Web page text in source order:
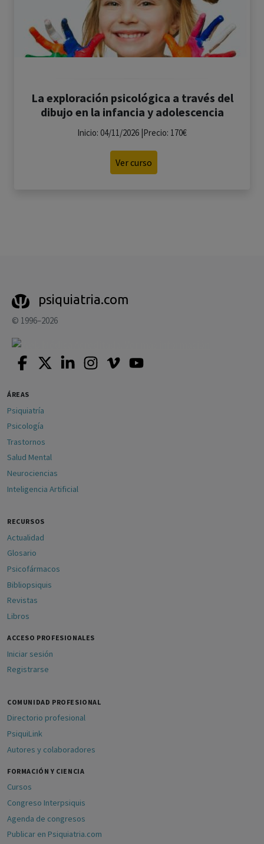
La exploración psicológica a través del
dibujo en la infancia y adolescencia
Inicio: 04/11/2026 |Precio: 170€
Ver curso
psiquiatria.com
© 1996–2026
ÁREAS
Psiquiatría
Psicología
Trastornos
Salud Mental
Neurociencias
Inteligencia Artificial
RECURSOS
Actualidad
Glosario
Psicofármacos
Bibliopsiquis
Revistas
Libros
ACCESO PROFESIONALES
Iniciar sesión
Registrarse
COMUNIDAD PROFESIONAL
Directorio profesional
PsiquiLink
Autores y colaboradores
FORMACIÓN Y CIENCIA
Cursos
Congreso Interpsiquis
Agenda de congresos
Publicar en Psiquiatria.com